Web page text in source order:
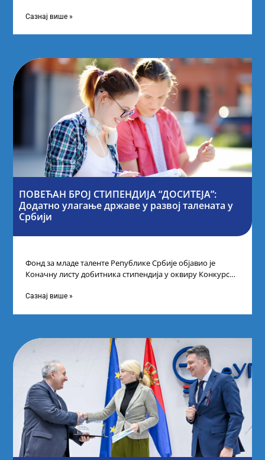
Сазнај више »
ПОВЕЋАН БРОЈ СТИПЕНДИЈА “ДОСИТЕЈА”:
Додатно улагање државе у развој талената у
Србији
Фонд за младе таленте Републике Србије објавио је
Коначну листу добитника стипендија у оквиру Конкурса
Сазнај више »